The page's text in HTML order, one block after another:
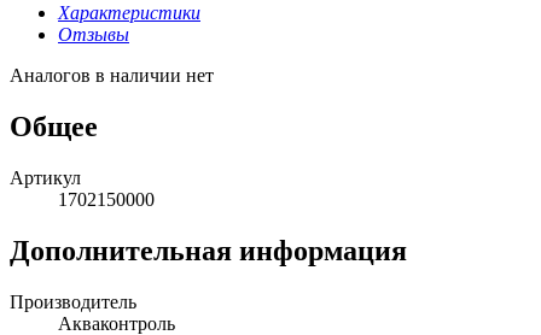
Характеристики
Отзывы
Аналогов в наличии нет
Общее
Артикул
1702150000
Дополнительная информация
Производитель
Акваконтроль